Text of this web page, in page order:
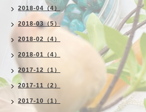
2018-04（4）
2018-03（5）
2018-02（4）
2018-01（4）
2017-12（1）
2017-11（2）
2017-10（1）